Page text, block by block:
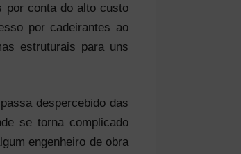
por conta do alto custo
por cadeirantes ao
estruturais para uns
despercebido das
se torna complicado
engenheiro de obra